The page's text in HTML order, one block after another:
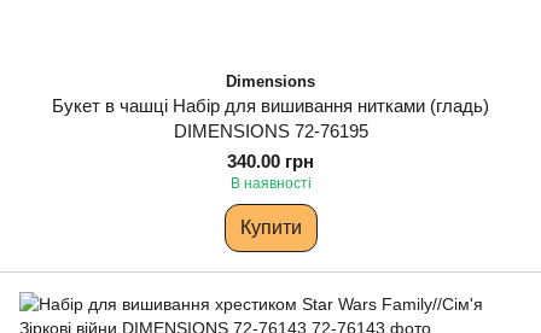
Dimensions
Букет в чашці Набір для вишивання нитками (гладь)
DIMENSIONS 72-76195
340.00 грн
В наявності
Купити